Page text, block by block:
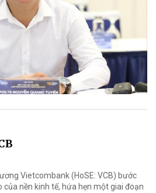
Vietcombank (HoSE: VCB) bước
nền kinh tế, hứa hẹn một giai đoạn